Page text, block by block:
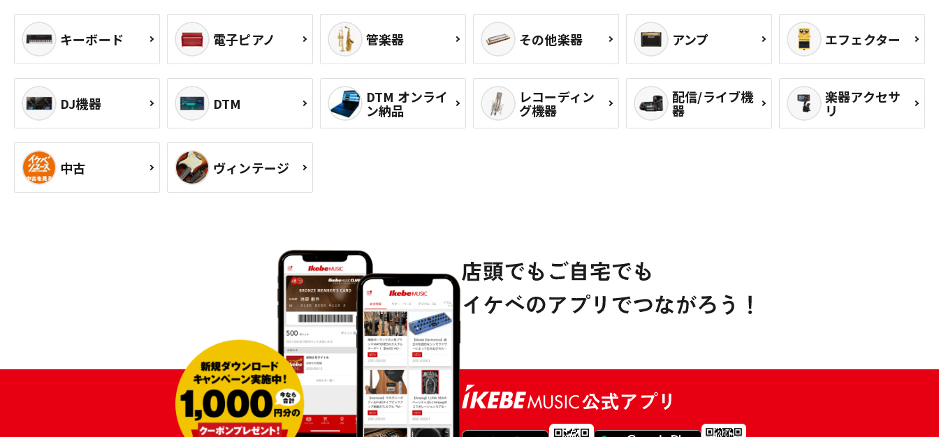
キーボード 電子ピアノ 管楽器 その他楽器 アンプ エフェクター
DJ機器 DTM DTM オンライ
ン納品
レコーディン
グ機器
配信/ライブ機
器
楽器アクセサ
リ
中古 ヴィンテージ